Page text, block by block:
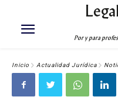
Legal
Por y para
Inicio Actualidad Jurídica